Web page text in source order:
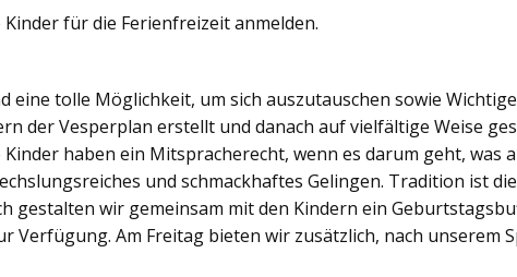
für die Ferienfreizeit anmelden.
tolle Möglichkeit, um sich auszutauschen sowie
der Vesperplan erstellt und danach auf vielfältige Weise
haben ein Mitspracherecht, wenn es darum geht, was
und schmackhaftes Gelingen. Tradition ist
gestalten wir gemeinsam mit den Kindern ein
Verfügung. Am Freitag bieten wir zusätzlich, nach unserem